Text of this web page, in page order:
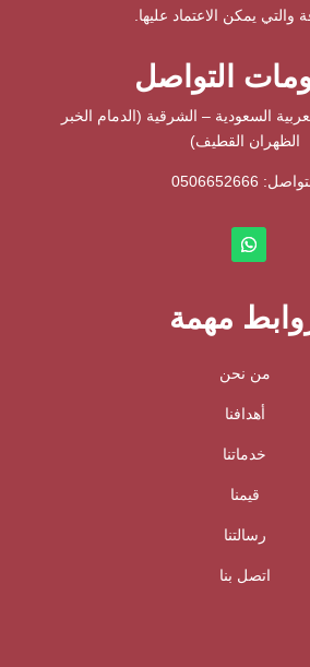
والتي يمكن الاعتماد عليها.
التواصل
السعودية – الشرقية (الدمام الخبر
الظهران القطيف)
0506652666
مهمة
من نحن
أهدافنا
خدماتنا
قيمنا
رسالتنا
اتصل بنا